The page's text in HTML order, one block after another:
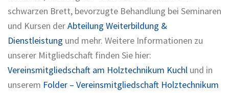
schwarzen Brett, bevorzugte Behandlung bei Seminaren
und Kursen derAbteilung Weiterbildung &
Dienstleistung und mehr. Weitere Informationen zu
unserer Mitgliedschaft finden Sie hier:
Vereinsmitgliedschaft am Holztechnikum Kuchl und in
unserem Folder – Vereinsmitgliedschaft Holztechnikum